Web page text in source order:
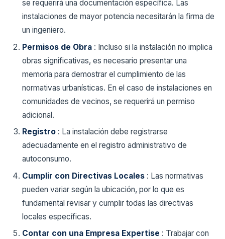
se requerirá una documentación específica. Las
instalaciones de mayor potencia necesitarán la firma de
un ingeniero.
Permisos de Obra : Incluso si la instalación no implica
obras significativas, es necesario presentar una
memoria para demostrar el cumplimiento de las
normativas urbanísticas. En el caso de instalaciones en
comunidades de vecinos, se requerirá un permiso
adicional.
Registro : La instalación debe registrarse
adecuadamente en el registro administrativo de
autoconsumo.
Cumplir con Directivas Locales : Las normativas
pueden variar según la ubicación, por lo que es
fundamental revisar y cumplir todas las directivas
locales específicas.
Contar con una Empresa Expertise : Trabajar con